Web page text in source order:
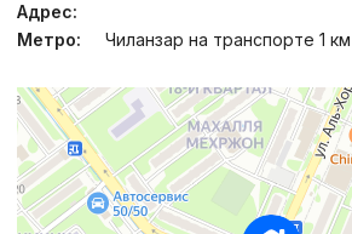
Адрес:
Метро:
Чиланзар на транспорте 1